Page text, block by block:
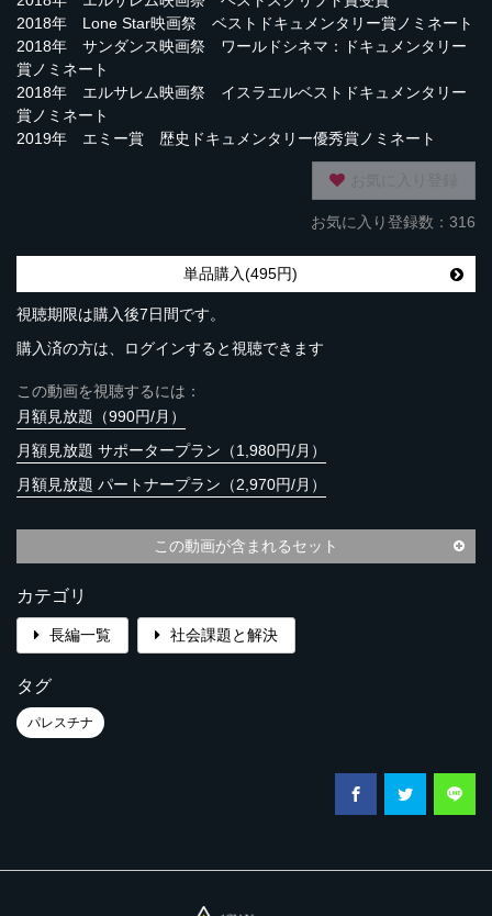
2018年 Lone Star映画祭 ベストドキュメンタリー賞ノミネート
2018年 サンダンス映画祭 ワールドシネマ：ドキュメンタリー
賞ノミネート
2018年 エルサレム映画祭 イスラエルベストドキュメンタリー
賞ノミネート
2019年 エミー賞 歴史ドキュメンタリー優秀賞ノミネート
お気に入り登録数：316
単品購入(495円)
視聴期限は購入後7日間です。
購入済の方は、ログインすると視聴できます
この動画を視聴するには：
月額見放題（990円/月）
月額見放題 サポータープラン（1,980円/月）
月額見放題 パートナープラン（2,970円/月）
この動画が含まれるセット
カテゴリ
長編一覧 社会課題と解決
タグ
パレスチナ